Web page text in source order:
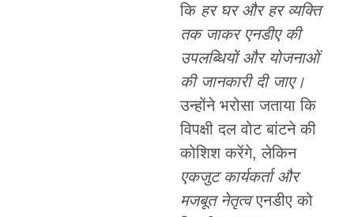
कि हर घर और हर व्यक्ति
तक जाकर एनडीए की
उपलब्धियों और योजनाओं
की जानकारी दी जाए।
उन्होंने भरोसा जताया कि
विपक्षी दल वोट बांटने की
कोशिश करेंगे, लेकिन
एकजुट कार्यकर्ता और
मजबूत नेतृत्वएनडीए को